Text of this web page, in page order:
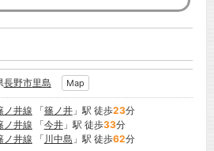
長野市里島 Map
ノ井線 「篠ノ井」駅 徒歩23分
ノ井線 「今井」駅 徒歩33分
ノ井線 「 川中島 」駅 徒歩62分